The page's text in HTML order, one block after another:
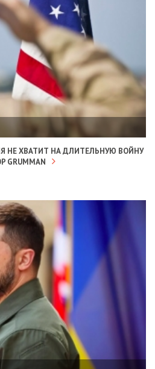
НЕ ХВАТИТ НА ДЛИТЕЛЬНУЮ ВОЙНУ
GRUMMAN